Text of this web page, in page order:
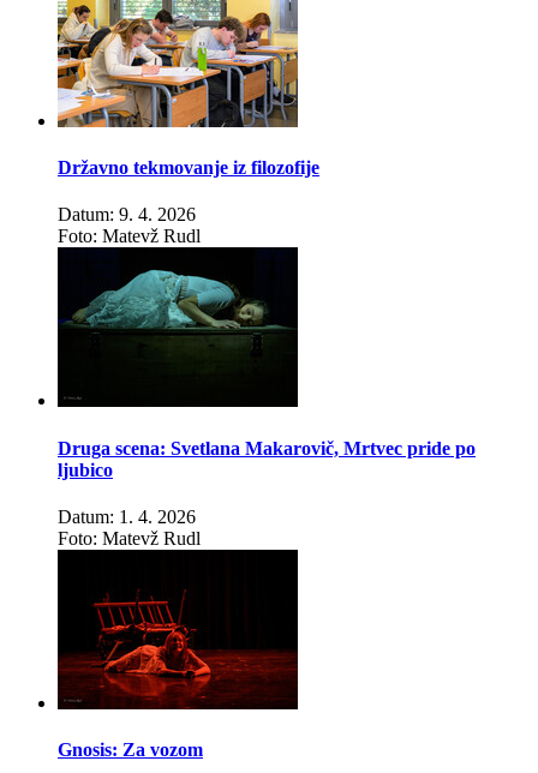
Državno tekmovanje iz filozofije
Datum: 9. 4. 2026
Foto: Matevž Rudl
Druga scena: Svetlana Makarovič, Mrtvec pride po
ljubico
Datum: 1. 4. 2026
Foto: Matevž Rudl
Gnosis: Za vozom